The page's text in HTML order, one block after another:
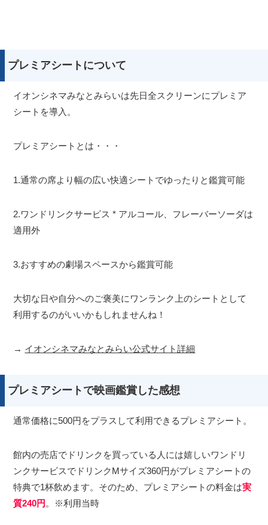
プレミアシートについて
イオンシネマみなとみらいは先日全スクリーンにプレミア
シートを導入。
プレミアシートとは・・・
1.通常の席より幅の広い快適シートでゆったりと鑑賞可能
2.ワンドリンクサービス * アルコール、フレーバーソーダは
適用外
3.おすすめの劇場スペースから鑑賞可能
大切な日や自分へのご褒美にワンランク上のシートとして
利用するのがいいかもしれませんね！
→ イオンシネマみなとみらい公式サイト詳細
プレミアシートで映画鑑賞した感想
通常価格に500円をプラスして利用できるプレミアシート。
館内の売店でドリンクを買っている人には嬉しいワンドリ
ンクサービスでドリンクMサイズ360円がプレミアシートの
特典で1杯飲めます。そのため、プレミアシートの料金は実
質240円。※利用当時